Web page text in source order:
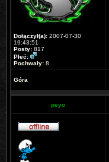
Dołączył(a): 2007-07-30
19:43:51
Posty: 817
Płeć:
Pochwały: 8
Góra
peyo